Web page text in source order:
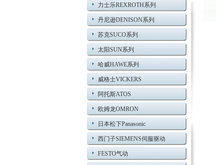
力士乐REXROTH系列
丹尼逊DENISON系列
苏克SUCO系列
太阳SUN系列
哈威HAWE系列
威格士VICKERS
阿托斯ATOS
欧姆龙OMRON
日本松下Panasonic
西门子SIEMENS伺服驱动
FESTO气动